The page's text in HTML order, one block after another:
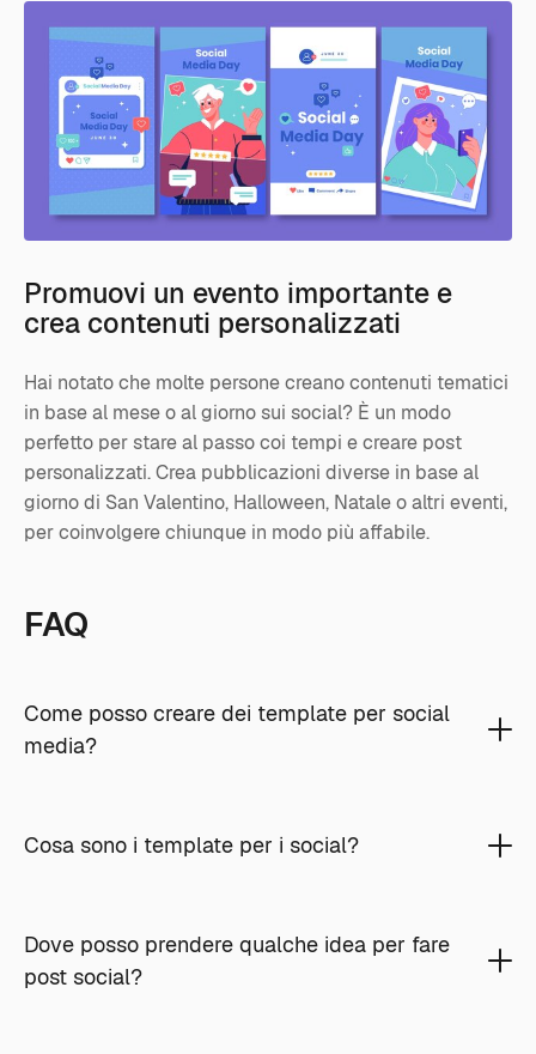
Promuovi un evento importante e
crea contenuti personalizzati
Hai notato che molte persone creano contenuti tematici
in base al mese o al giorno sui social? È un modo
perfetto per stare al passo coi tempi e creare post
personalizzati. Crea pubblicazioni diverse in base al
giorno di San Valentino, Halloween, Natale o altri eventi,
per coinvolgere chiunque in modo più affabile.
FAQ
Come posso creare dei template per social
media?
Cosa sono i template per i social?
Dove posso prendere qualche idea per fare
post social?